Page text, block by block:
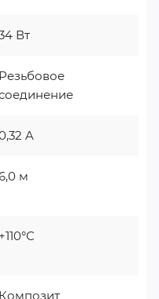
Вт
Резьбовое
A
м
+110°С
Композит